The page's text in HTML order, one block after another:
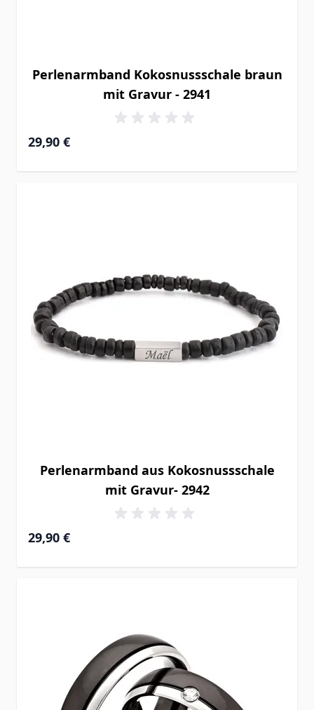
Perlenarmband Kokosnussschale braun
mit Gravur - 2941
29,90 €
Perlenarmband aus Kokosnussschale
mit Gravur- 2942
29,90 €